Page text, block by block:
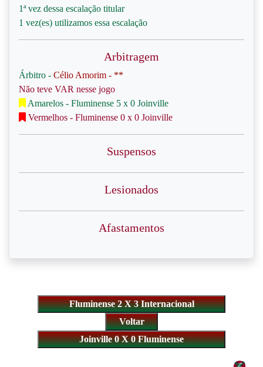
1ª vez dessa escalação titular
1 vez(es) utilizamos essa escalação
Arbitragem
Árbitro - Célio Amorim - **
Não teve VAR nesse jogo
Amarelos - Fluminense 5 x 0 Joinville
Vermelhos - Fluminense 0 x 0 Joinville
Suspensos
Lesionados
Afastamentos